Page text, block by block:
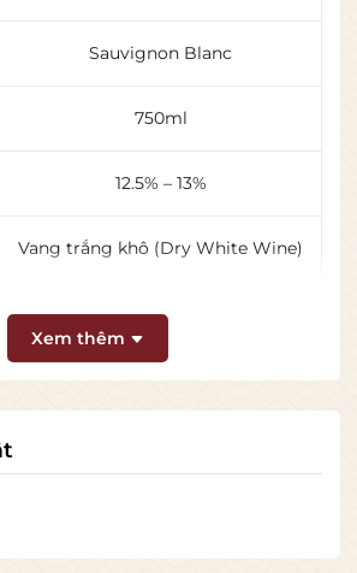
Sauvignon Blanc
750ml
12.5% – 13%
Vang trắng khô (Dry White Wine)
Tươi – citrus – dễ uống
sản xuất và Vivino, đây là dòng
Xem thêm